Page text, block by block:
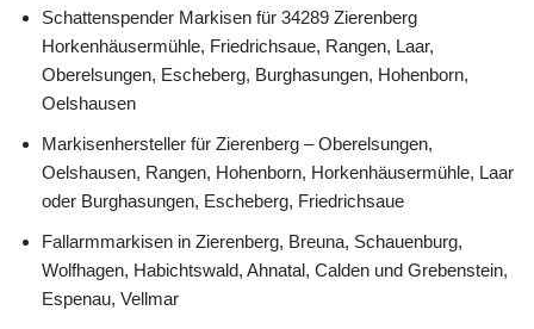
Schattenspender Markisen für 34289 Zierenberg
Horkenhäusermühle, Friedrichsaue, Rangen, Laar,
Oberelsungen, Escheberg, Burghasungen, Hohenborn,
Oelshausen
Markisenhersteller für Zierenberg – Oberelsungen,
Oelshausen, Rangen, Hohenborn, Horkenhäusermühle, Laar
oder Burghasungen, Escheberg, Friedrichsaue
Fallarmmarkisen in Zierenberg, Breuna, Schauenburg,
Wolfhagen, Habichtswald, Ahnatal, Calden und Grebenstein,
Espenau, Vellmar